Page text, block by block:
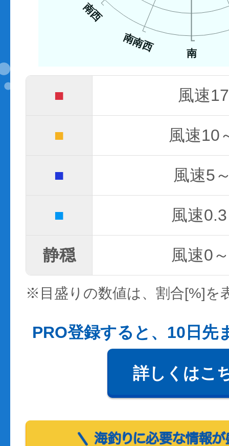
南
南南西
南西
■ 風速
■ 風速10
■ 風速5
■ 風速
静穏 風速0
※目盛りの数値は、割合[%]を
PRO登録すると、10日先
詳しくはこ